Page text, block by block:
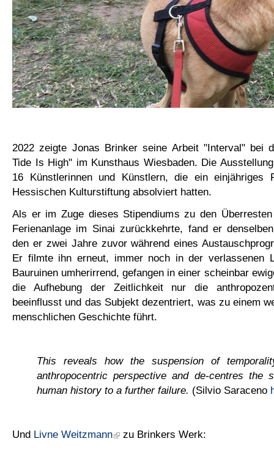
2022 zeigte Jonas Brinker seine Arbeit "Interval" bei
Tide Is High" im Kunsthaus Wiesbaden. Die
16 Künstlerinnen und Künstlern, die ein einjähriges
Hessischen Kulturstiftung absolviert hatten.
Als er im Zuge dieses Stipendiums zu den
Ferienanlage im Sinai zurückkehrte, fand er
den er zwei Jahre zuvor während eines
Er filmte ihn erneut, immer noch in der verlassenen
Bauruinen umherirrend, gefangen in einer scheinbar
die Aufhebung der Zeitlichkeit nur die
beeinflusst und das Subjekt dezentriert, was zu einem
menschlichen Geschichte führt.
This reveals how the suspension of
anthropocentric perspective and de-centres the
human history to a further failure. (Silvio Saraceno
Und Livne Weitzmann zu Brinkers Werk: